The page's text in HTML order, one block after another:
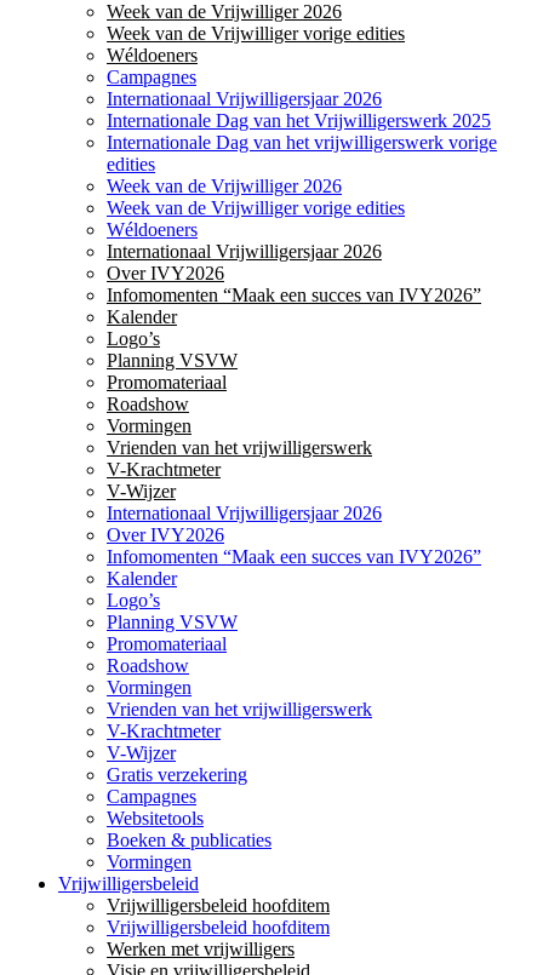
Week van de Vrijwilliger 2026
Week van de Vrijwilliger vorige edities
Wéldoeners
Campagnes
Internationaal Vrijwilligersjaar 2026
Internationale Dag van het Vrijwilligerswerk 2025
Internationale Dag van het vrijwilligerswerk vorige
edities
Week van de Vrijwilliger 2026
Week van de Vrijwilliger vorige edities
Wéldoeners
Internationaal Vrijwilligersjaar 2026
Over IVY2026
Infomomenten “Maak een succes van IVY2026”
Kalender
Logo’s
Planning VSVW
Promomateriaal
Roadshow
Vormingen
Vrienden van het vrijwilligerswerk
V-Krachtmeter
V-Wijzer
Internationaal Vrijwilligersjaar 2026
Over IVY2026
Infomomenten “Maak een succes van IVY2026”
Kalender
Logo’s
Planning VSVW
Promomateriaal
Roadshow
Vormingen
Vrienden van het vrijwilligerswerk
V-Krachtmeter
V-Wijzer
Gratis verzekering
Campagnes
Websitetools
Boeken & publicaties
Vormingen
Vrijwilligersbeleid
Vrijwilligersbeleid hoofditem
Vrijwilligersbeleid hoofditem
Werken met vrijwilligers
Visie en vrijwilligersbeleid